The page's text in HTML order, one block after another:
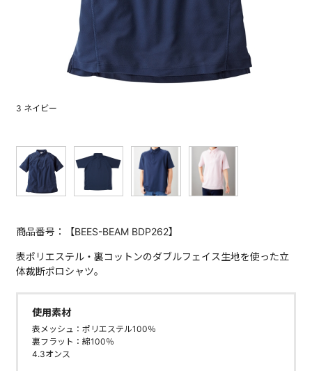
3 ネイビー
商品番号：【BEES-BEAM BDP262】
表ポリエステル・裏コットンのダブルフェイス生地を使った立
体裁断ポロシャツ。
使用素材
表メッシュ：ポリエステル100％
裏フラット：綿100％
4.3オンス